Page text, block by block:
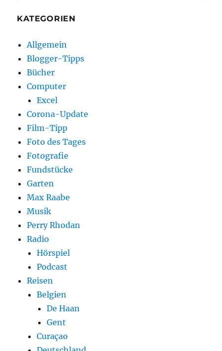
KATEGORIEN
Allgemein
Blogger-Tipps
Bücher
Computer
Excel
Corona-Update
Film-Tipp
Foto des Tages
Fotografie
Fundstücke
Garten
Max Raabe
Musik
Perry Rhodan
Radio
Hörspiel
Podcast
Reisen
Belgien
De Haan
Gent
Curaçao